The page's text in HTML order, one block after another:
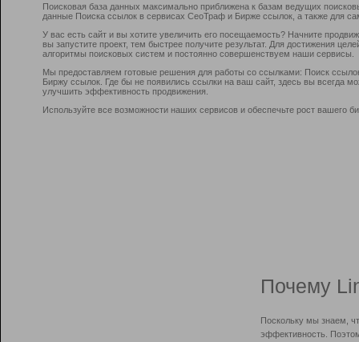
Поисковая база данных максимально приближена к базам ведущих
данные Поиска ссылок в сервисах СеоТраф и Бирже ссылок, а также для
У вас есть сайт и вы хотите увеличить его посещаемость? Начните
вы запустите проект, тем быстрее получите результат. Для достижения
алгоритмы поисковых систем и постоянно совершенствуем наши сервисы.
Мы предоставляем готовые решения для работы со ссылками: Поиск
Биржу ссылок. Где бы не появились ссылки на ваш сайт, здесь вы всегда
улучшить эффективность продвижения.
Используйте все возможности наших сервисов и обеспечьте рост вашего
Почему
Поскольку мы знаем,
эффективность.